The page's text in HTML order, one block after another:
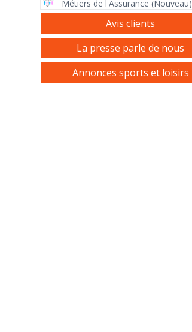
Métiers de l'Assurance (Nouveau)
Avis clients
La presse parle de nous
Annonces sports et loisirs